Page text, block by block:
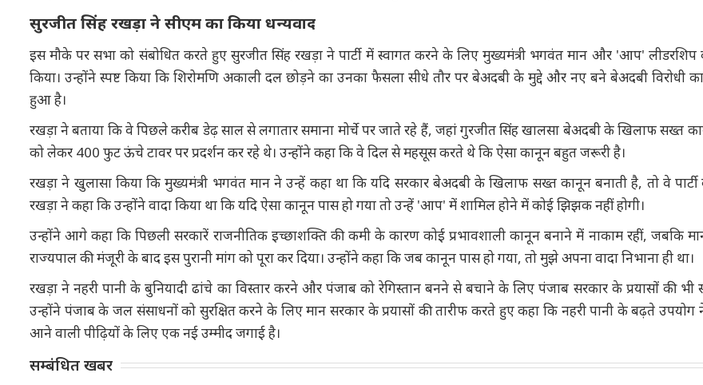
सुरजीत सिंह रखड़ा ने सीएम का किया धन्यवाद
इस मौके पर सभा को संबोधित करते हुए सुरजीत सिंह रखड़ा ने पार्टी में स्वागत करने के लिए मुख्यमंत्री भगवंत मान और 'आप' लीडरशिप
किया। उन्होंने स्पष्ट किया कि शिरोमणि अकाली दल छोड़ने का उनका फैसला सीधे तौर पर बेअदबी के मुद्दे और नए बने बेअदबी विरोधी
हुआ है।
रखड़ा ने बताया कि वे पिछले करीब डेढ़ साल से लगातार समाना मोर्चे पर जाते रहे हैं, जहां गुरजीत सिंह खालसा बेअदबी के खिलाफ सख्त
को लेकर 400 फुट ऊंचे टावर पर प्रदर्शन कर रहे थे। उन्होंने कहा कि वे दिल से महसूस करते थे कि ऐसा कानून बहुत जरूरी है।
रखड़ा ने खुलासा किया कि मुख्यमंत्री भगवंत मान ने उन्हें कहा था कि यदि सरकार बेअदबी के खिलाफ सख्त कानून बनाती है, तो वे पार्टी
रखड़ा ने कहा कि उन्होंने वादा किया था कि यदि ऐसा कानून पास हो गया तो उन्हें 'आप' में शामिल होने में कोई झिझक नहीं होगी।
उन्होंने आगे कहा कि पिछली सरकारें राजनीतिक इच्छाशक्ति की कमी के कारण कोई प्रभावशाली कानून बनाने में नाकाम रहीं, जबकि
राज्यपाल की मंजूरी के बाद इस पुरानी मांग को पूरा कर दिया। उन्होंने कहा कि जब कानून पास हो गया, तो मुझे अपना वादा निभाना ही था।
रखड़ा ने नहरी पानी के बुनियादी ढांचे का विस्तार करने और पंजाब को रेगिस्तान बनने से बचाने के लिए पंजाब सरकार के प्रयासों की भी
उन्होंने पंजाब के जल संसाधनों को सुरक्षित करने के लिए मान सरकार के प्रयासों की तारीफ करते हुए कहा कि नहरी पानी के बढ़ते उपयोग
आने वाली पीढ़ियों के लिए एक नई उम्मीद जगाई है।
सम्बंधित खबर